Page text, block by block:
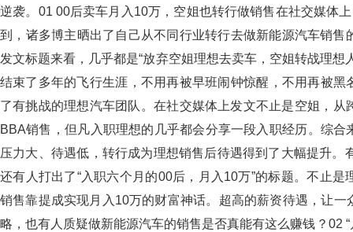
逆袭。01 00后卖车月入10万，空姐也转行做销售在社交媒体
到，诸多博主晒出了自己从不同行业转行去做新能源汽车销售
发文标题来看，几乎都是“放弃空姐理想去卖车，空姐转战理想
结束了多年的飞行生涯，不用再被早班闹钟惊醒，不用再被
了有挑战的理想汽车团队。在社交媒体上发文不止是空姐，从
BBA销售，但凡入职理想的几乎都会分享一段入职经历。综
压力大、待遇低，转行成为理想销售后待遇得到了大幅提升
还有人打出了“入职六个月的00后，月入10万”的标题。不止
销售靠提成实现月入10万的财富神话。超高的薪资待遇，让
略，也有人质疑做新能源汽车的销售是否真能有这么赚钱？02